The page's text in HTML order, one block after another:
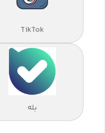
TikTok
بله